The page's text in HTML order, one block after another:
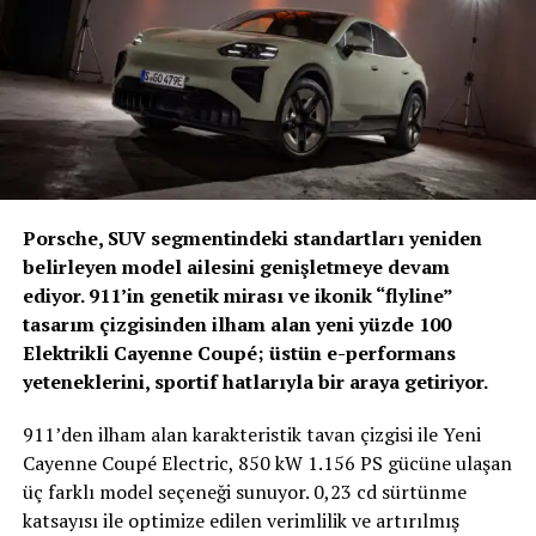
memnuniyet duyuyoruz. EV3 ve Sportage
modellerimizin bir arada yer aldığı bu filo yatırımı,
Kia’nın farklı ihtiyaçlara cevap verebilen geniş ürün
gamının önemli bir göstergesidir. İş ortaklarımızın
operasyonel verimlilik, maliyet optimizasyonu ve
sürdürülebilirlik hedeflerine katkı sağlamaya devam
edeceğiz.”
Enerjisa Üretim’in tercihi, Kia’nın Türkiye kurumsal filo
pazarındaki güçlü konumunu pekiştirirken, markanın
farklı kullanım senaryolarına uygun çözümler sunabilen
güvenilir bir mobilite ortağı olarak öne çıktığını bir kez
daha ortaya koyuyor.
Porsche, SUV segmentindeki standartları yeniden
belirleyen model ailesini genişletmeye devam
ediyor. 911’in genetik mirası ve ikonik “flyline”
tasarım çizgisinden ilham alan yeni yüzde 100
Elektrikli Cayenne Coupé; üstün e-performans
yeteneklerini, sportif hatlarıyla bir araya getiriyor.
911’den ilham alan karakteristik tavan çizgisi ile Yeni
Cayenne Coupé Electric, 850 kW 1.156 PS gücüne ulaşan
üç farklı model seçeneği sunuyor. 0,23 cd sürtünme
katsayısı ile optimize edilen verimlilik ve artırılmış